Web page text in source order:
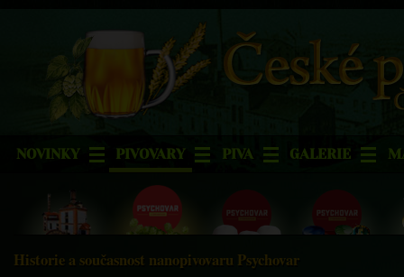
NOVINKY PIVOVARY PIVA GALERIE
Historie a současnost nanopivovaru Psychovar